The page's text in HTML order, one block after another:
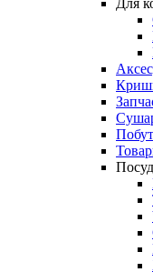
Посуд